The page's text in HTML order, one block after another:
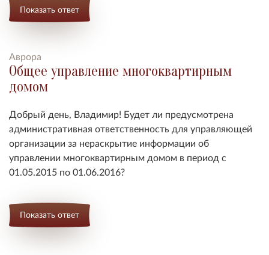
Показать ответ
Аврора
Общее управление многоквартирным
домом
Добрый день, Владимир! Будет ли предусмотрена
административная ответственность для управляющей
организации за нераскрытие информации об
управлении многоквартирным домом в период с
01.05.2015 по 01.06.2016?
Показать ответ